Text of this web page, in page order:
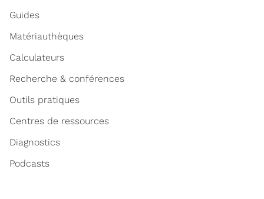
Guides
Matériauthèques
Calculateurs
Recherche & conférences
Outils pratiques
Centres de ressources
Diagnostics
Podcasts